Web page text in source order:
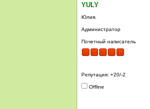
YULY
Юлия.
Администратор
Почетный написатель
Репутация: +20/-2
Offline